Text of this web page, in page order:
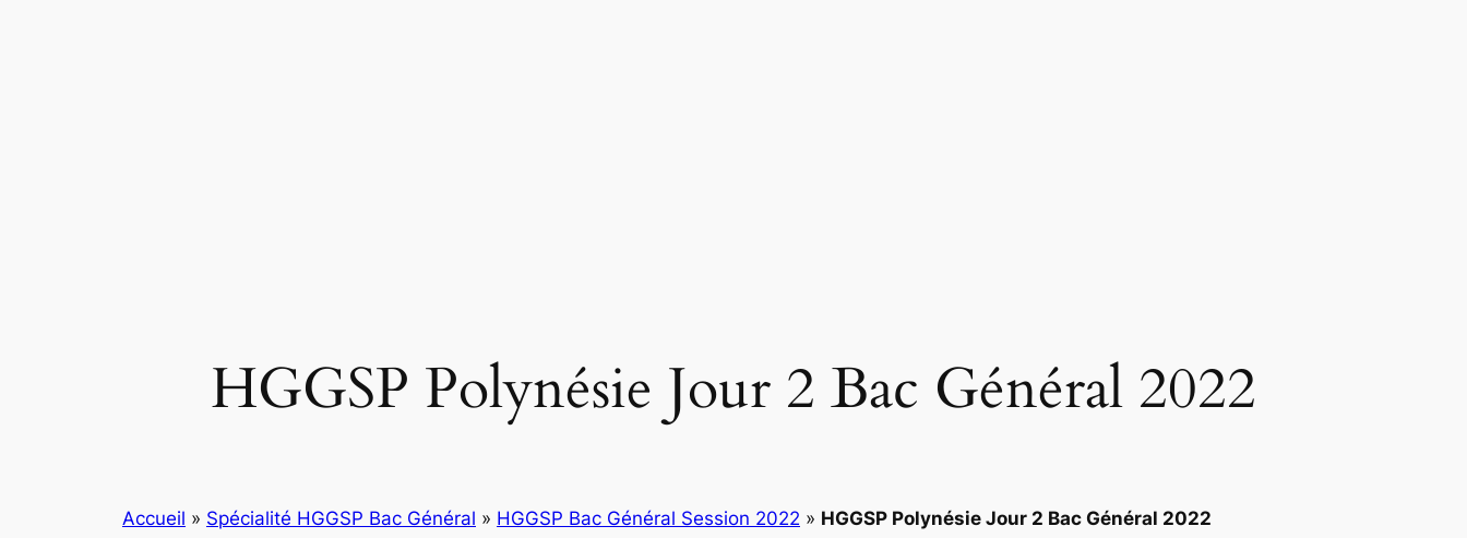
HGGSP Polynésie Jour 2 Bac Général 2022
Accueil » Spécialité HGGSP Bac Général » HGGSP Bac Général Session 2022 » HGGSP Polynésie Jour 2 Bac Général 2022